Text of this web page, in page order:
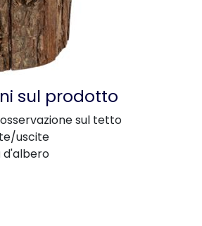
sul prodotto
sul tetto
uscite